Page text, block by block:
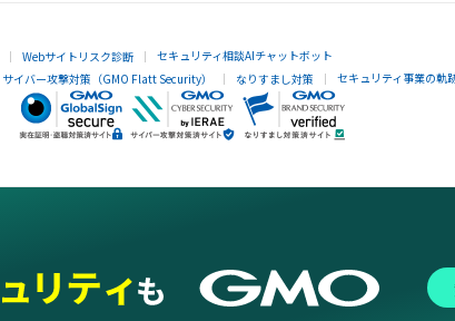
Webサイトリスク診断
セキュリティ相談AIチャットボット
サイバー攻撃対策（GMO Flatt Security） なりすまし対策 セキュリティ事業の軌